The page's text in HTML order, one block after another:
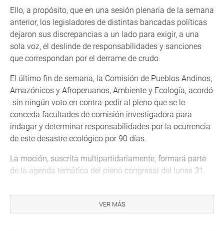
Ello, a propósito, que en una sesión plenaria de la semana
anterior, los legisladores de distintas bancadas políticas
dejaron sus discrepancias a un lado para exigir, a una
sola voz, el deslinde de responsabilidades y sanciones
que correspondan por el derrame de crudo.
El último fin de semana, la Comisión de Pueblos Andinos,
Amazónicos y Afroperuanos, Ambiente y Ecología, acordó
-sin ningún voto en contra-pedir al pleno que se le
conceda facultades de comisión investigadora para
indagar y determinar responsabilidades por la ocurrencia
de este desastre ecológico por 90 días.
La moción, suscrita multipartidariamente, formará parte
de la agenda temática del pleno congresal del lunes 31.
Enrique Wong, viene impulsando -desde los primeros días
que se produjo la desgracia ambiental- que la Comisión
VER MÁS